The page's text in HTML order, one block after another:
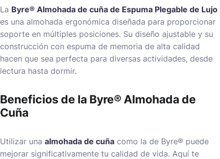
La Byre® Almohada de cuña de Espuma Plegable de Lujo
es una almohada ergonómica diseñada para proporcionar
soporte en múltiples posiciones. Su diseño ajustable y su
construcción con espuma de memoria de alta calidad
hacen que sea perfecta para diversas actividades, desde
lectura hasta dormir.
Beneficios de la Byre® Almohada de
Cuña
Utilizar una almohada de cuña como la de Byre® puede
mejorar significativamente tu calidad de vida. Aquí te